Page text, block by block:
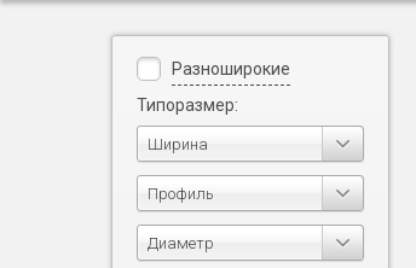
Разноширокие
Типоразмер:
Ширина
Профиль
Диаметр